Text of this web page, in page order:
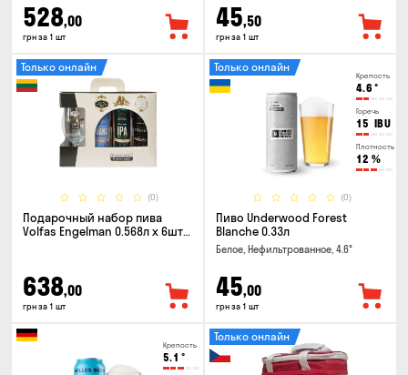
528,00
грн за 1 шт
45,50
грн за 1 шт
(0)
Только онлайн
Подарочный набор пива
Volfas Engelman 0.568л x 6шт +
638,00
грн за 1 шт
Крепость
4.6 °
Горечь
15 IBU
Плотность
12 %
(0)
Только онлайн
Пиво Underwood Forest
Blanche 0.33л
Белое, Нефильтрованное, 4.6°
45,00
грн за 1 шт
Крепость
5.1 °
Только онлайн